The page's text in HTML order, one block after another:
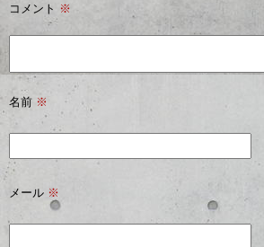
コメント ※
名前 ※
メール ※